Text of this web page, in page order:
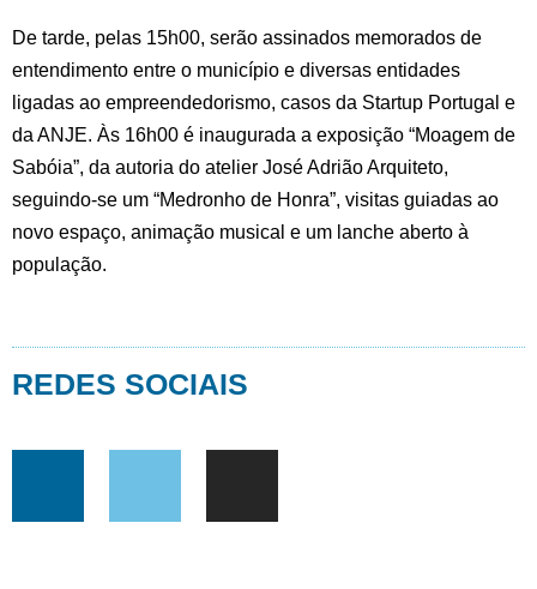
De tarde, pelas 15h00, serão assinados memorados de
entendimento entre o município e diversas entidades
ligadas ao empreendedorismo, casos da Startup Portugal e
da ANJE. Às 16h00 é inaugurada a exposição “Moagem de
Sabóia”, da autoria do atelier José Adrião Arquiteto,
seguindo-se um “Medronho de Honra”, visitas guiadas ao
novo espaço, animação musical e um lanche aberto à
população.
REDES SOCIAIS